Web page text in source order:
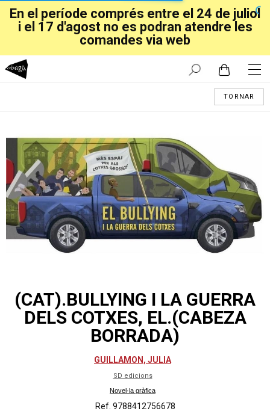
En el període comprés entre el 24 de juliol
i el 17 d'agost no es podran atendre les
comandes via web
TORNAR
(CAT).BULLYING I LA GUERRA
DELS COTXES, EL.(CABEZA
BORRADA)
GUILLAMON, JULIA
SD edicions
Novel·la gràfica
Ref. 9788412756678